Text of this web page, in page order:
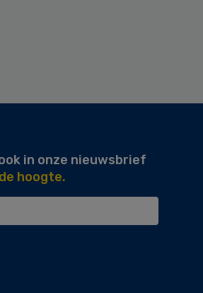
in onze nieuwsbrief
hoogte.